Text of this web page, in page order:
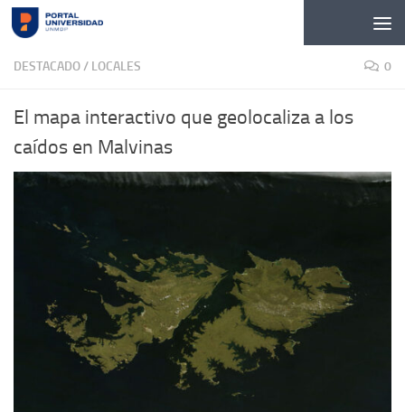
Skip to content
DESTACADO/ LOCALES 0
El mapa interactivo que geolocaliza a los
caídos en Malvinas